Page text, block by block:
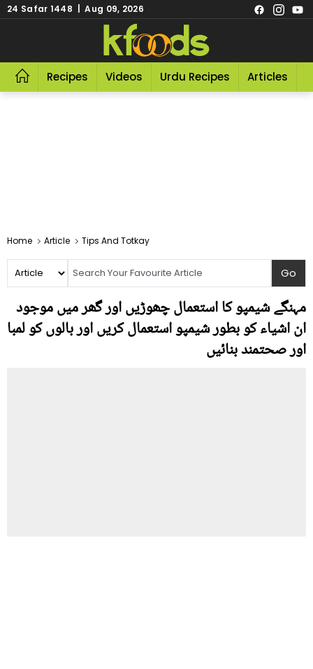
24 Safar 1448 | Aug 09, 2026
Recipes Videos Urdu Recipes Articles
Home Article Tips And Totkay
مہنگے شیمپو کا استعمال چھوڑیں اور گھر میں موجود
ان اشیاﺀ کو بطور شیمپو استعمال کریں اور بالوں کو لمبا
اور صحتمند بنائيں